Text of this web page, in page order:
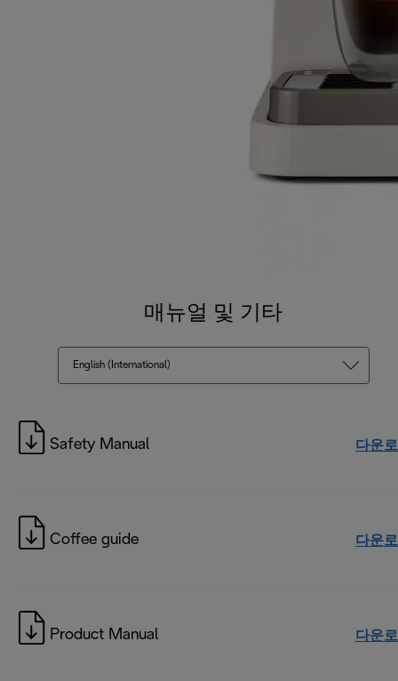
매뉴얼 및 기타
English (International)
Safety Manual 다운
Coffee guide 다운
Product Manual 다운